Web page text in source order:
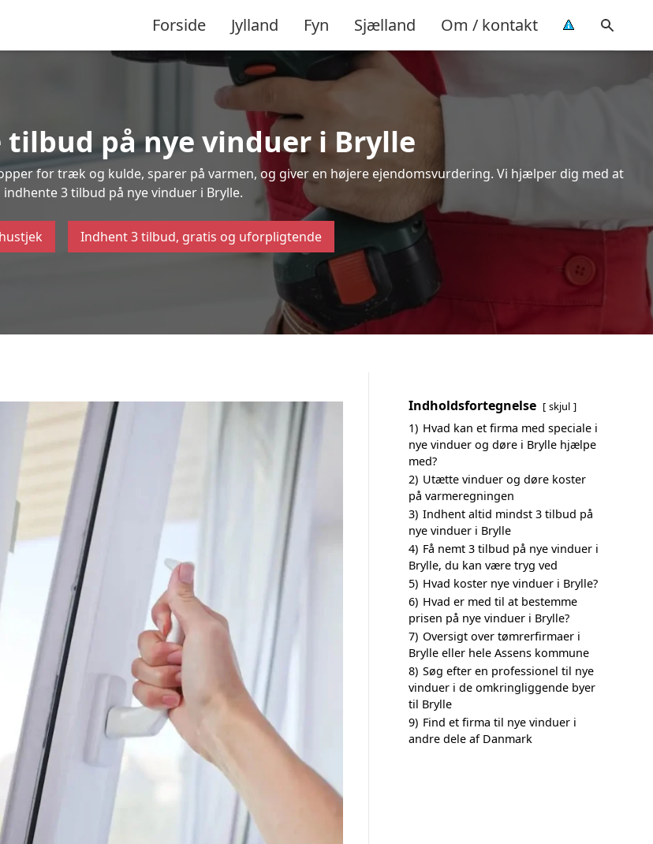
Forside Jylland Fyn Sjælland Om / kontakt
tilbud på nye vinduer i Brylle
for træk og kulde, sparer på varmen, og giver en højere ejendomsvurdering. Vi hjælper dig med at
indhente 3 tilbud på nye vinduer i Brylle.
Indhent 3 tilbud, gratis og uforpligtende
Indholdsfortegnelse skjul
1) Hvad kan et firma med speciale i
nye vinduer og døre i Brylle hjælpe
med?
2) Utætte vinduer og døre koster
på varmeregningen
3) Indhent altid mindst 3 tilbud på
nye vinduer i Brylle
4) Få nemt 3 tilbud på nye vinduer i
Brylle, du kan være tryg ved
5) Hvad koster nye vinduer i Brylle?
6) Hvad er med til at bestemme
prisen på nye vinduer i Brylle?
7) Oversigt over tømrerfirmaer i
Brylle eller hele Assens kommune
8) Søg efter en professionel til nye
vinduer i de omkringliggende byer
til Brylle
9) Find et firma til nye vinduer i
andre dele af Danmark